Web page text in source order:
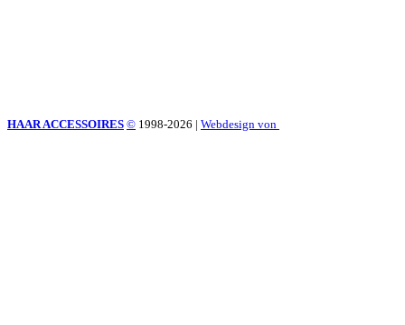
HAAR ACCESSOIRES © 1998-2026 | Webdesign von